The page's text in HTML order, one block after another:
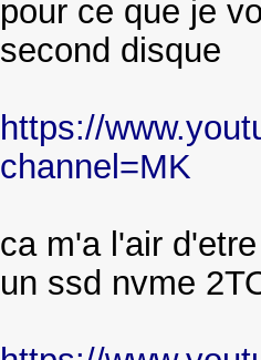
pour ce que je
second disque
https://
channel=MK
ca m'a l'air
un ssd nvme